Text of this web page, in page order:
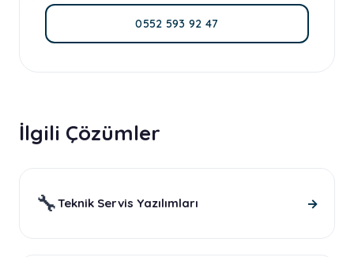
0552 593 92 47
İlgili Çözümler
🔧Teknik Servis Yazılımları →